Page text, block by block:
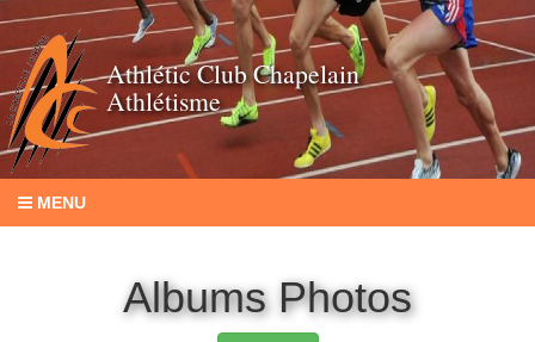
Athlétic Club Chapelain
Athlétisme
MENU
Albums Photos